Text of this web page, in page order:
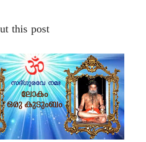
this post